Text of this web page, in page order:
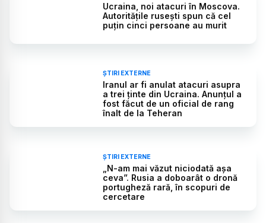
Ucraina, noi atacuri în Moscova.
Autoritățile rusești spun că cel
puțin cinci persoane au murit
ȘTIRI EXTERNE
Iranul ar fi anulat atacuri asupra
a trei ținte din Ucraina. Anunțul a
fost făcut de un oficial de rang
înalt de la Teheran
ȘTIRI EXTERNE
„N-am mai văzut niciodată așa
ceva”. Rusia a doboarât o dronă
portugheză rară, în scopuri de
cercetare